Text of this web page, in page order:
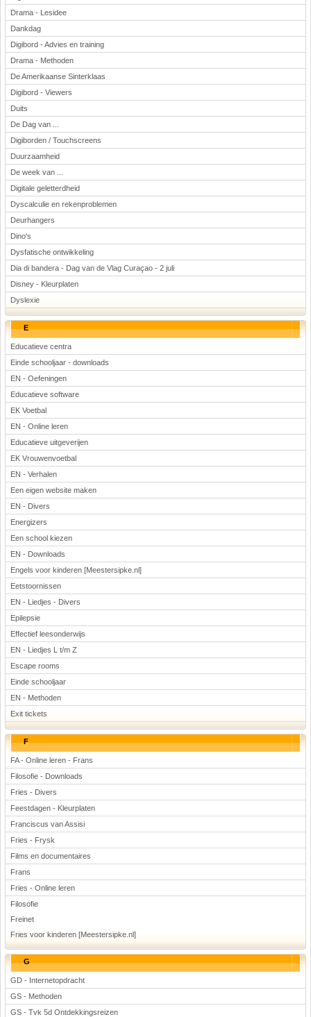
Drama - Lesidee
Dankdag
Digibord - Advies en training
Drama - Methoden
De Amerikaanse Sinterklaas
Digibord - Viewers
Duits
De Dag van ...
Digiborden / Touchscreens
Duurzaamheid
De week van ...
Digitale geletterdheid
Dyscalculie en rekenproblemen
Deurhangers
Dino's
Dysfatische ontwikkeling
Dia di bandera - Dag van de Vlag Curaçao - 2 juli
Disney - Kleurplaten
Dyslexie
E
Educatieve centra
Einde schooljaar - downloads
EN - Oefeningen
Educatieve software
EK Voetbal
EN - Online leren
Educatieve uitgeverijen
EK Vrouwenvoetbal
EN - Verhalen
Een eigen website maken
EN - Divers
Energizers
Een school kiezen
EN - Downloads
Engels voor kinderen [Meestersipke.nl]
Eetstoornissen
EN - Liedjes - Divers
Epilepsie
Effectief leesonderwijs
EN - Liedjes L t/m Z
Escape rooms
Einde schooljaar
EN - Methoden
Exit tickets
F
FA - Online leren - Frans
Filosofie - Downloads
Fries - Divers
Feestdagen - Kleurplaten
Franciscus van Assisi
Fries - Frysk
Films en documentaires
Frans
Fries - Online leren
Filosofie
Freinet
Fries voor kinderen [Meestersipke.nl]
G
GD - Internetopdracht
GS - Methoden
GS - Tvk 5d Ontdekkingsreizen